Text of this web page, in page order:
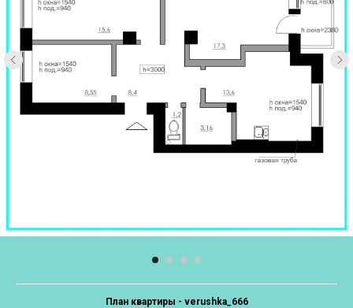
План квартиры - verushka_666